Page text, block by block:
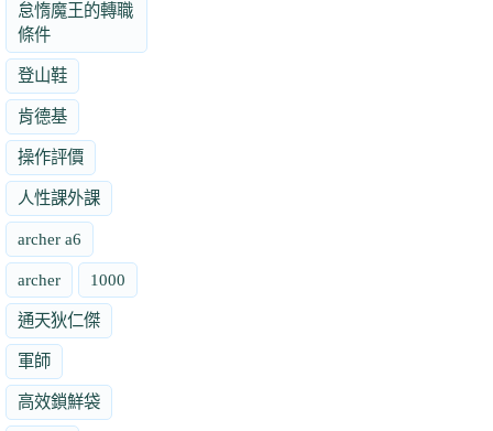
怠惰魔王的轉職
條件
登山鞋
肯德基
操作評價
人性課外課
archer a6
archer 1000
通天狄仁傑
軍師
高效鎖鮮袋